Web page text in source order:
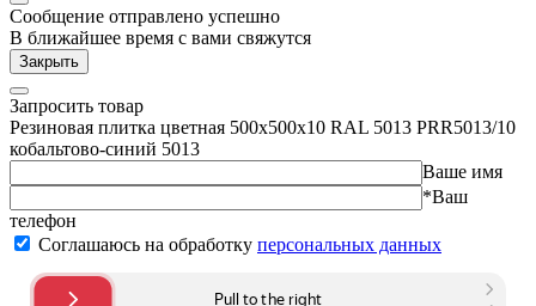
Сообщение отправлено успешно
В ближайшее время с вами свяжутся
Закрыть
Запросить товар
Резиновая плитка цветная 500х500х10 RAL 5013 PRR5013/10
кобальтово-синий 5013
Ваше имя
*Ваш
телефон
Соглашаюсь на обработку персональных данных